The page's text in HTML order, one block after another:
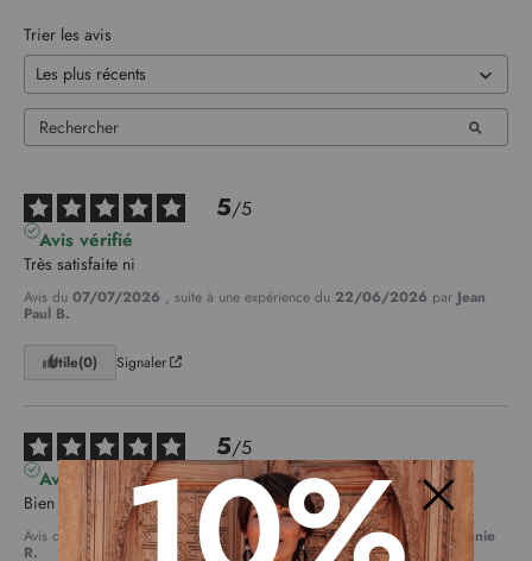
Trier les avis
5/5
Avis vérifié
Très satisfaite ni
Avis du 07/07/2026 , suite à une expérience du 22/06/2026 par Jean
Paul B.
Utile(0) Signaler
5/5
Avis vérifié
Bien - Léger fidèle à la description
Avis du 05/07/2026 , suite à une expérience du19/06/2026 par Annie
R.
Fermer